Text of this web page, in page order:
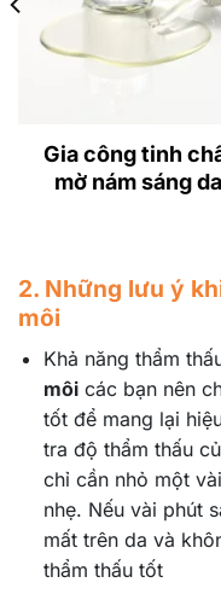
Gia công tinh
mờ nám sáng da
2. Những lưu ý
môi
Khả năng thẩm
môicác bạn nên
tốt để mang lại
tra độ thẩm thấu
chỉ cần nhỏ một
nhẹ. Nếu vài phút
mất trên da và
thẩm thấu tốt